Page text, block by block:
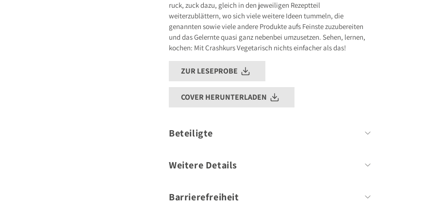
ruck, zuck dazu, gleich in den jeweiligen Rezeptteil
weiterzublättern, wo sich viele weitere Ideen tummeln, die
genannten sowie viele andere Produkte aufs Feinste zuzubereiten
und das Gelernte quasi ganz nebenbei umzusetzen. Sehen, lernen,
kochen: Mit Crashkurs Vegetarisch nichts einfacher als das!
ZUR LESEPROBE
COVER HERUNTERLADEN
Beteiligte
Weitere Details
Barrierefreiheit